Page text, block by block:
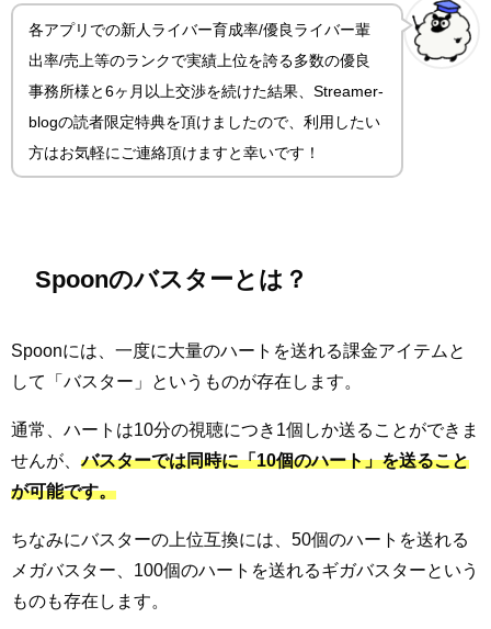
各アプリでの新人ライバー育成率/優良ライバー輩
出率/売上等のランクで実績上位を誇る多数の優良
事務所様と6ヶ月以上交渉を続けた結果、Streamer-
blogの読者限定特典を頂けましたので、利用したい
方はお気軽にご連絡頂けますと幸いです！
Spoonのバスターとは？
Spoonには、一度に大量のハートを送れる課金アイテムと
して「バスター」というものが存在します。
通常、ハートは10分の視聴につき1個しか送ることができま
せんが、 バスターでは同時に「10個のハート」を送ること
が可能です。
ちなみにバスターの上位互換には、50個のハートを送れる
メガバスター、100個のハートを送れるギガバスターという
ものも存在します。